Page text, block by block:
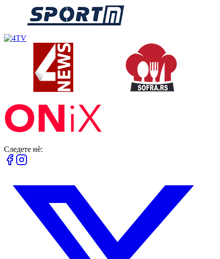
Следете нè: